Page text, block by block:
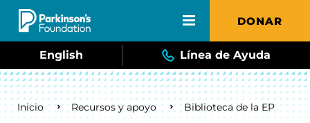
Skip to main content DONAR
English Línea de Ayuda
Breadcrumb
Inicio Recursos y apoyo Biblioteca de la EP